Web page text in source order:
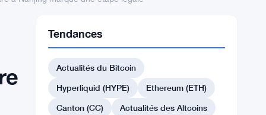
Tendances
Actualités du Bitcoin
Hyperliquid (HYPE)
Ethereum (ETH)
Canton (CC)
Actualités des Altcoins